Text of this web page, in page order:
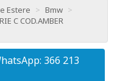
Estere > Bmw >
C COD.AMBER
366 213